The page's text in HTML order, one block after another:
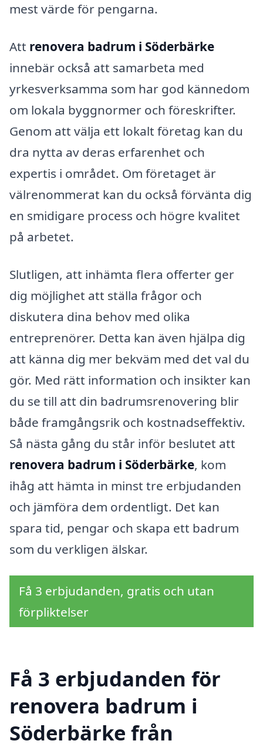
mest värde för pengarna.
Att renovera badrum i Söderbärke
innebär också att samarbeta med
yrkesverksamma som har god kännedom
om lokala byggnormer och föreskrifter.
Genom att välja ett lokalt företag kan du
dra nytta av deras erfarenhet och
expertis i området. Om företaget är
välrenommerat kan du också förvänta dig
en smidigare process och högre kvalitet
på arbetet.
Slutligen, att inhämta flera offerter ger
dig möjlighet att ställa frågor och
diskutera dina behov med olika
entreprenörer. Detta kan även hjälpa dig
att känna dig mer bekväm med det val du
gör. Med rätt information och insikter kan
du se till att din badrumsrenovering blir
både framgångsrik och kostnadseffektiv.
Så nästa gång du står inför beslutet att
renovera badrum i Söderbärke, kom
ihåg att hämta in minst tre erbjudanden
och jämföra dem ordentligt. Det kan
spara tid, pengar och skapa ett badrum
som du verkligen älskar.
Få 3 erbjudanden, gratis och utan
förpliktelser
Få 3 erbjudanden för
renovera badrum i
Söderbärke från